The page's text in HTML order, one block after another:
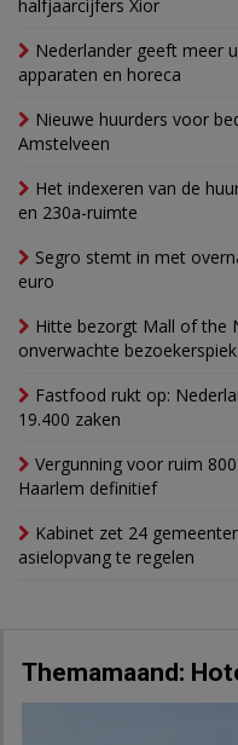
halfjaarcijfers Xior
Nederlander geeft meer
apparaten en horeca
Nieuwe huurders voor
Amstelveen
Het indexeren van de
en 230a-ruimte
Segro stemt in met
euro
Hitte bezorgt Mall of the
onverwachte bezoekerspiek
Fastfood rukt op:
19.400 zaken
Vergunning voor ruim
Haarlem definitief
Kabinet zet 24
asielopvang te regelen
Themamaand: